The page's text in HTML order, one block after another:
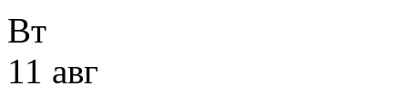
Вт
11 авг